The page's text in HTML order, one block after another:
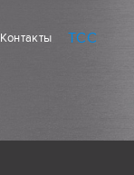
Контакты ТСС